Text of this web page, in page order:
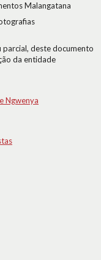
Malangatana
deste documento
da entidade
Ngwenya